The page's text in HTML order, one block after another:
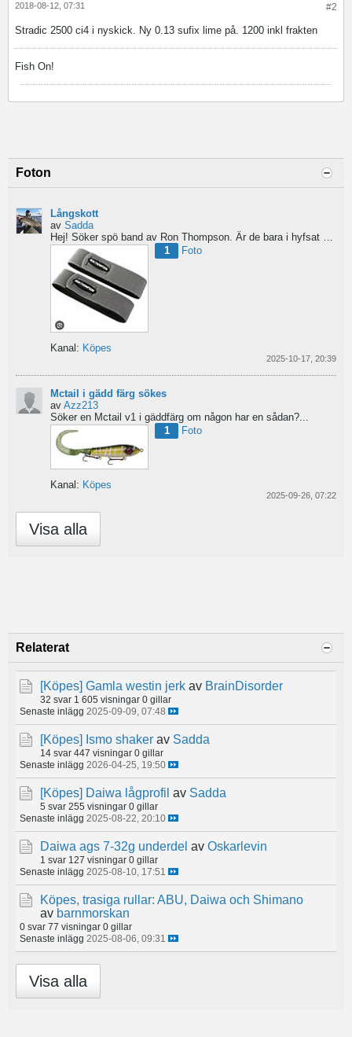
#2
2018-08-12, 07:31
Stradic 2500 ci4 i nyskick. Ny 0.13 sufix lime på. 1200 inkl frakten
Fish On!
Foton
Långskott
av Sadda
Hej! Söker spö band av Ron Thompson. Är de bara i hyfsat skick så köper jag gärna ett par....
1
Foto
Kanal: Köpes
2025-10-17, 20:39
Mctail i gädd färg sökes
av Azz213
Söker en Mctail v1 i gäddfärg om någon har en sådan?...
1
Foto
Kanal: Köpes
2025-09-26, 07:22
Visa alla
Relaterat
[Köpes] Gamla westin jerk av BrainDisorder
32 svar 1 605 visningar 0 gillar
Senaste inlägg 2025-09-09, 07:48
[Köpes] Ismo shaker av Sadda
14 svar 447 visningar 0 gillar
Senaste inlägg 2026-04-25, 19:50
[Köpes] Daiwa lågprofil av Sadda
5 svar 255 visningar 0 gillar
Senaste inlägg 2025-08-22, 20:10
Daiwa ags 7-32g underdel av Oskarlevin
1 svar 127 visningar 0 gillar
Senaste inlägg 2025-08-10, 17:51
Köpes, trasiga rullar: ABU, Daiwa och Shimano
av barnmorskan
0 svar 77 visningar 0 gillar
Senaste inlägg 2025-08-06, 09:31
Visa alla